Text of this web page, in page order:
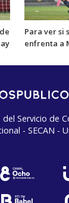
Para ver si
enfrenta a
Servicio de
- SECAN -